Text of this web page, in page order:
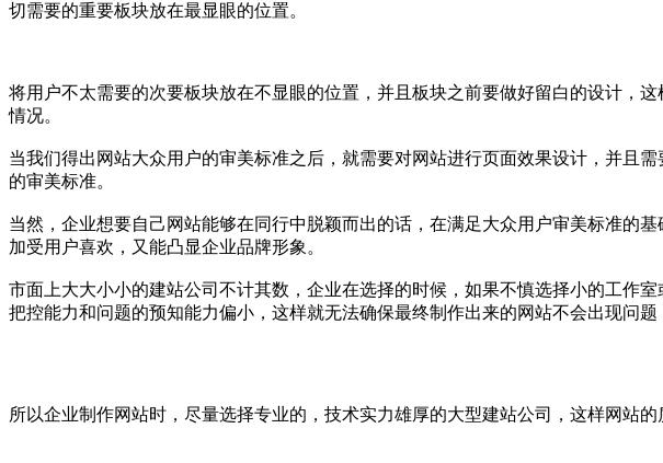
切需要的重要板块放在最显眼的位置。
将用户不太需要的次要板块放在不显眼的位置，并且板块之前要做好留白的设计，
情况。
当我们得出网站大众用户的审美标准之后，就需要对网站进行页面效果设计，并且
的审美标准。
当然，企业想要自己网站能够在同行中脱颖而出的话，在满足大众用户审美标准的
加受用户喜欢，又能凸显企业品牌形象。
市面上大大小小的建站公司不计其数，企业在选择的时候，如果不慎选择小的工作
把控能力和问题的预知能力偏小，这样就无法确保最终制作出来的网站不会出现问
所以企业制作网站时，尽量选择专业的，技术实力雄厚的大型建站公司，这样网站的